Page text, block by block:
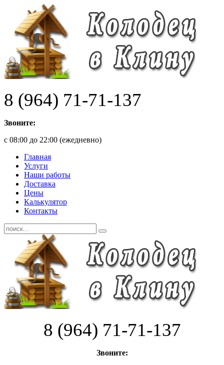
8 (964) 71-71-137
Звоните:
с 08:00 до 22:00 (ежедневно)
Главная
Услуги
Наши работы
Доставка
Цены
Калькулятор
Контакты
8 (964) 71-71-137
Звоните: